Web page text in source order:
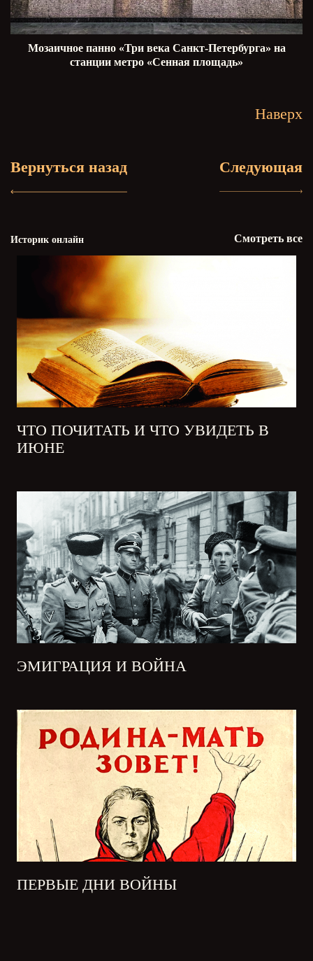
Мозаичное панно «Три века Санкт-Петербурга» на
станции метро «Сенная площадь»
Наверх
Вернуться назад Следующая
Историк онлайн Смотреть все
ЧТО ПОЧИТАТЬ И ЧТО УВИДЕТЬ В
ИЮНЕ
ЭМИГРАЦИЯ И ВОЙНА
ПЕРВЫЕ ДНИ ВОЙНЫ